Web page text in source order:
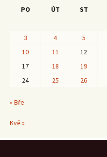
PO
ÚT ST
3
4 5
10
11 12
17
18 19
24
25 26
« Bře
Kvě »